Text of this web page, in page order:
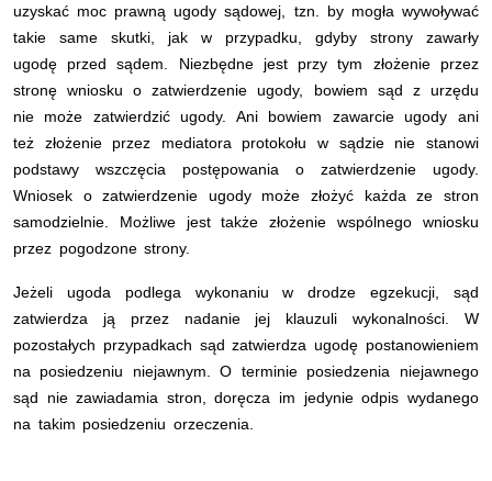
uzyskać moc prawną ugody sądowej, tzn. by mogła wywoływać
takie same skutki, jak w przypadku, gdyby strony zawarły
ugodę przed sądem. Niezbędne jest przy tym złożenie przez
stronę wniosku o zatwierdzenie ugody, bowiem sąd z urzędu
nie może zatwierdzić ugody. Ani bowiem zawarcie ugody ani
też złożenie przez mediatora protokołu w sądzie nie stanowi
podstawy wszczęcia postępowania o zatwierdzenie ugody.
Wniosek o zatwierdzenie ugody może złożyć każda ze stron
samodzielnie. Możliwe jest także złożenie wspólnego wniosku
przez pogodzone strony.
Jeżeli ugoda podlega wykonaniu w drodze egzekucji, sąd
zatwierdza ją przez nadanie jej klauzuli wykonalności. W
pozostałych przypadkach sąd zatwierdza ugodę postanowieniem
na posiedzeniu niejawnym. O terminie posiedzenia niejawnego
sąd nie zawiadamia stron, doręcza im jedynie odpis wydanego
na takim posiedzeniu orzeczenia.